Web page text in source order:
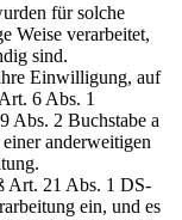
für solche
Weise verarbeitet,
sind.
Einwilligung, auf
6 Abs. 1
Abs. 2 Buchstabe a
anderweitigen
Art. 21 Abs. 1 DS-
ein, und es